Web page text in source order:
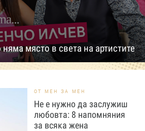
място в света на артистите
ОТ МЕН ЗА МЕН
Не е нужно да заслужиш
любовта: 8 напомняния
за всяка жена